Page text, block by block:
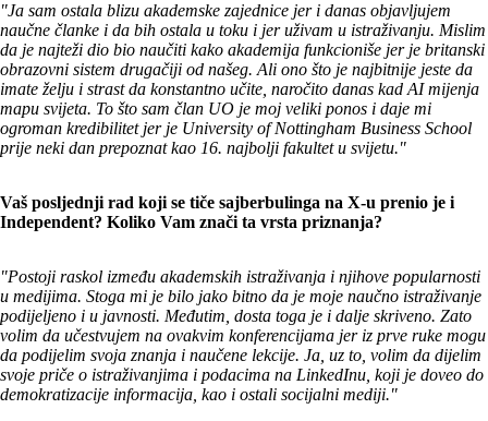
"Ja sam ostala blizu akademske zajednice jer i danas objavljujem
naučne članke i da bih ostala u toku i jer uživam u istraživanju. Mislim
da je najteži dio bio naučiti kako akademija funkcioniše jer je britanski
obrazovni sistem drugačiji od našeg. Ali ono što je najbitnije jeste da
imate želju i strast da konstantno učite, naročito danas kad AI mijenja
mapu svijeta. To što sam član UO je moj veliki ponos i daje mi
ogroman kredibilitet jer je University of Nottingham Business School
prije neki dan prepoznat kao 16. najbolji fakultet u svijetu."
Vaš posljednji rad koji se tiče sajberbulinga na X-u prenio je i
Independent? Koliko Vam znači ta vrsta priznanja?
"Postoji raskol između akademskih istraživanja i njihove popularnosti
u medijima. Stoga mi je bilo jako bitno da je moje naučno istraživanje
podijeljeno i u javnosti. Međutim, dosta toga je i dalje skriveno. Zato
volim da učestvujem na ovakvim konferencijama jer iz prve ruke mogu
da podijelim svoja znanja i naučene lekcije. Ja, uz to, volim da dijelim
svoje priče o istraživanjima i podacima na LinkedInu, koji je doveo do
demokratizacije informacija, kao i ostali socijalni mediji."